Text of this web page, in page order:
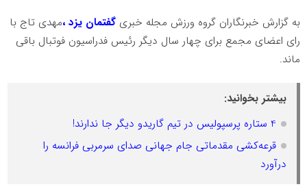
به گزارش خبرنگاران گروه ورزش مجله خبریگفتمان یزد ،مهدی تاج با
رای اعضای مجمع برای چهار سال دیگر رئیس فدراسیون فوتبال باقی
ماند.
بیشتر بخوانید:
4 ستاره پرسپولیس در تیم گاریدو دیگر جا ندارند!
قرعه‌کشی مقدماتی جام جهانی صدای سرمربی فرانسه را
درآورد